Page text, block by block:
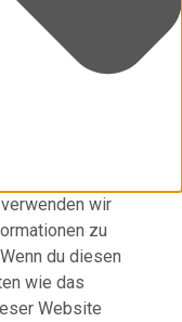
wir
zu
du diesen
wie das
Website